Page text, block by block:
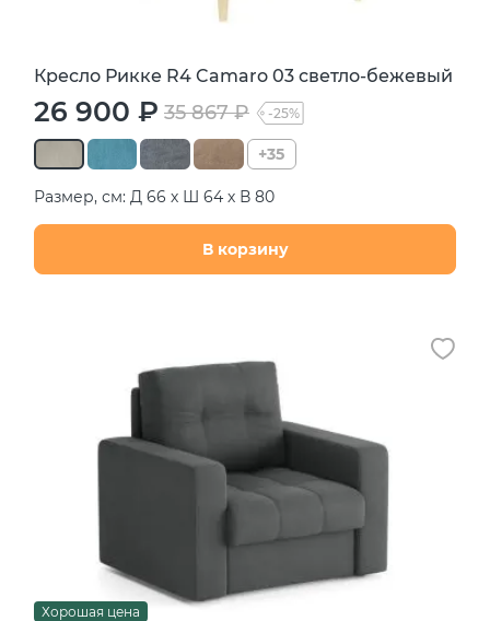
Кресло Рикке R4 Camaro 03 светло-бежевый
26 900 ₽ 35 867 ₽ -25%
+35
Размер, см: Д 66 х Ш 64 х В 80
В корзину
Хорошая цена